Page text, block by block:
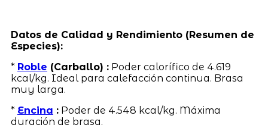
Datos de Calidad y Rendimiento (Resumen de
Especies):
* Roble (Carballo) :Poder calorífico de 4.619
kcal/kg. Ideal para calefacción continua. Brasa
muy larga.
* Encina :Poder de 4.548 kcal/kg. Máxima
duración de brasa.